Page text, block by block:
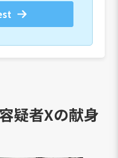
容疑者Xの献身